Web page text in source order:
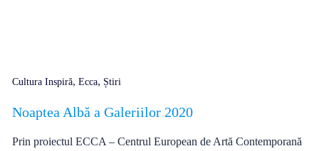
Cultura Inspiră, Ecca, Știri
Noaptea Albă a Galeriilor 2020
Prin proiectul ECCA – Centrul European de Artă Contemporană